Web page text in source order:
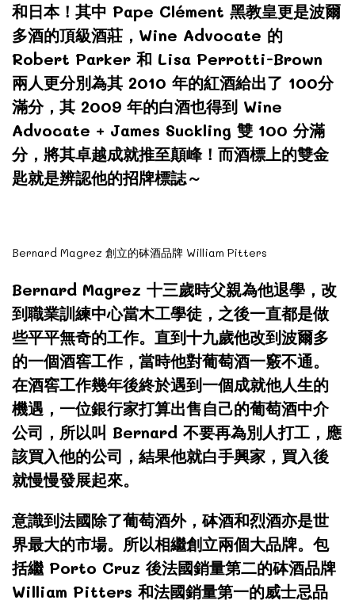
和日本！其中 Pape Clément 黑教皇更是波爾
多酒的頂級酒莊，Wine Advocate 的
Robert Parker 和 Lisa Perrotti-Brown
兩人更分別為其 2010 年的紅酒給出了 100分
滿分，其 2009 年的白酒也得到 Wine
Advocate + James Suckling 雙 100 分滿
分，將其卓越成就推至顛峰！而酒標上的雙金
匙就是辨認他的招牌標誌～
Bernard Magrez 創立的砵酒品牌 William Pitters
Bernard Magrez 十三歲時父親為他退學，改
到職業訓練中心當木工學徒，之後一直都是做
些平平無奇的工作。直到十九歲他改到波爾多
的一個酒窖工作，當時他對葡萄酒一竅不通。
在酒窖工作幾年後終於遇到一個成就他人生的
機遇，一位銀行家打算出售自己的葡萄酒中介
公司，所以叫 Bernard 不要再為別人打工，應
該買入他的公司，結果他就白手興家，買入後
就慢慢發展起來。
意識到法國除了葡萄酒外，砵酒和烈酒亦是世
界最大的市場。所以相繼創立兩個大品牌。包
括繼 Porto Cruz 後法國銷量第二的砵酒品牌
William Pitters 和法國銷量第一的威士忌品